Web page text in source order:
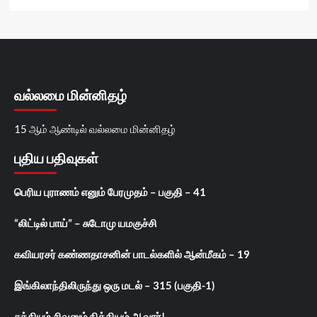
வல்லமை மின்னிதழ்
15 ஆம் ஆண்டில் வல்லமை மின்னிதழ்
புதிய பதிவுகள்
பெரிய புராணம் எனும் பேரமுதம் – பகுதி – 41
“லிட்டில் பாய்” – சுடோமு யமகுச்சி
கவியரசர் கண்ணதாசனின் பாடல்களில் ஆன்மீகம் – 19
இங்கிலாந்திலிருந்து ஒரு மடல் – 315 (பகுதி-1)